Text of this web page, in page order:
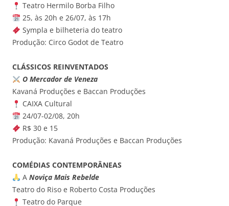
Teatro Hermilo Borba Filho
25, às 20h e 26/07, às 17h
Sympla e bilheteria do teatro
Produção: Circo Godot de Teatro
CLÁSSICOS REINVENTADOS
O Mercador de Veneza
Kavaná Produções e Baccan Produções
CAIXA Cultural
24/07-02/08, 20h
R$ 30 e 15
Produção: Kavaná Produções e Baccan Produções
COMÉDIAS CONTEMPORÂNEAS
ANoviça Mais Rebelde
Teatro do Riso e Roberto Costa Produções
Teatro do Parque